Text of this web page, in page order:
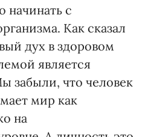
начинать с
Как сказал
дух в здоровом
является
забыли, что человек
мир как
на